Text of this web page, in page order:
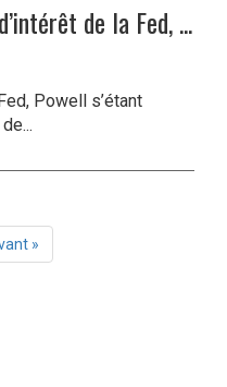
de la Fed, ...
Powell s’étant
»